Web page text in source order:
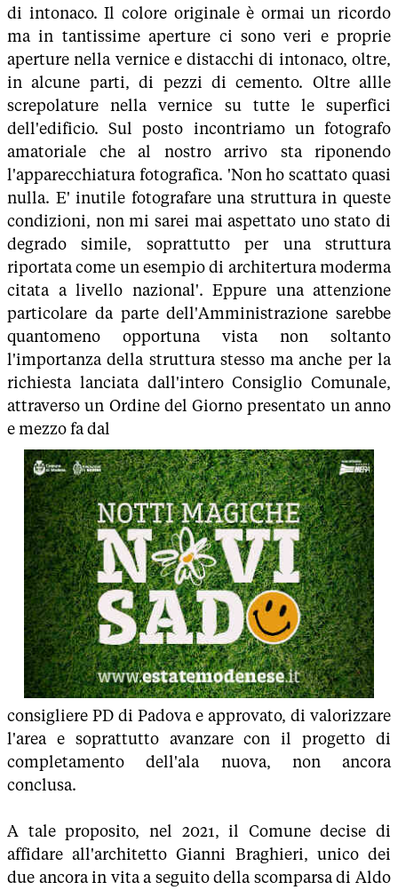
di intonaco. Il colore originale è ormai un ricordo
ma in tantissime aperture ci sono veri e proprie
aperture nella vernice e distacchi di intonaco, oltre,
in alcune parti, di pezzi di cemento. Oltre allle
screpolature nella vernice su tutte le superfici
dell'edificio. Sul posto incontriamo un fotografo
amatoriale che al nostro arrivo sta riponendo
l'apparecchiatura fotografica. 'Non ho scattato quasi
nulla. E' inutile fotografare una struttura in queste
condizioni, non mi sarei mai aspettato uno stato di
degrado simile, soprattutto per una struttura
riportata come un esempio di architertura moderma
citata a livello nazional'. Eppure una attenzione
particolare da parte dell'Amministrazione sarebbe
quantomeno opportuna vista non soltanto
l'importanza della struttura stesso ma anche per la
richiesta lanciata dall'intero Consiglio Comunale,
attraverso un Ordine del Giorno presentato un anno
e mezzo fa dal
consigliere PD di Padova e approvato, di valorizzare
l'area e soprattutto avanzare con il progetto di
completamento dell'ala nuova, non ancora
conclusa.
A tale proposito, nel 2021, il Comune decise di
affidare all'architetto Gianni Braghieri, unico dei
due ancora in vita a seguito della scomparsa di Aldo